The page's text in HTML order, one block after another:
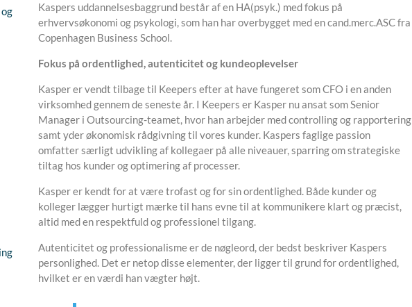
Kaspers uddannelsesbaggrund består af en HA(psyk.) med fokus på
erhvervsøkonomi og psykologi, som han har overbygget med en cand.merc.ASC fra
Copenhagen Business School.
Fokus på ordentlighed, autenticitet og kundeoplevelser
Kasper er vendt tilbage til Keepers efter at have fungeret som CFO i en anden
virksomhed gennem de seneste år. I Keepers er Kasper nu ansat som Senior
Manager i Outsourcing-teamet, hvor han arbejder med controlling og rapportering
samt yder økonomisk rådgivning til vores kunder. Kaspers faglige passion
omfatter særligt udvikling af kollegaer på alle niveauer, sparring om strategiske
tiltag hos kunder og optimering af processer.
Kasper er kendt for at være trofast og for sin ordentlighed. Både kunder og
kolleger lægger hurtigt mærke til hans evne til at kommunikere klart og præcist,
altid med en respektfuld og professionel tilgang.
Autenticitet og professionalisme er de nøgleord, der bedst beskriver Kaspers
personlighed. Det er netop disse elementer, der ligger til grund for ordentlighed,
hvilket er en værdi han vægter højt.